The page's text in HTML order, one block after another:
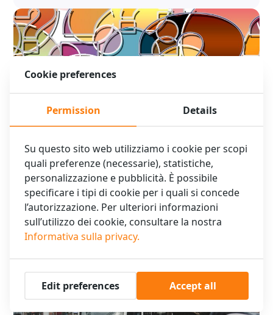
FAQ XO Hotels Park West
XO Hotels Park West vi aiuta con le vostre domande! Qui
potete trovare le domande più frequenti per XO Hotels Park
West con le …
Leggi di più
Cookie preferences
Permission Details
Su questo sito web utilizziamo i cookie per scopi
quali preferenze (necessarie), statistiche,
personalizzazione e pubblicità. È possibile
specificare i tipi di cookie per i quali si concede
l’autorizzazione. Per ulteriori informazioni
sull’utilizzo dei cookie, consultare la nostra
Informativa sulla privacy.
Edit preferences Accept all